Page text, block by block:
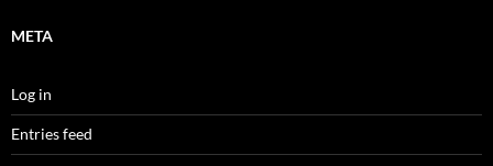
META
Log in
Entries feed